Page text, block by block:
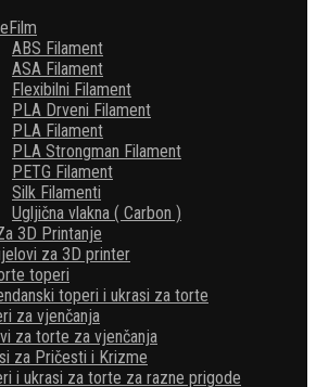
ABS Filament
ASA Filament
Flexibilni Filament
PLA Drveni Filament
PLA Filament
PLA Strongman Filament
PETG Filament
Silk Filamenti
Ugljična vlakna ( Carbon )
3D Printanje
za 3D printer
toperi
toperi i ukrasi za torte
za vjenčanja
za torte za vjenčanja
za Pričesti i Krizme
i ukrasi za torte za razne prigode